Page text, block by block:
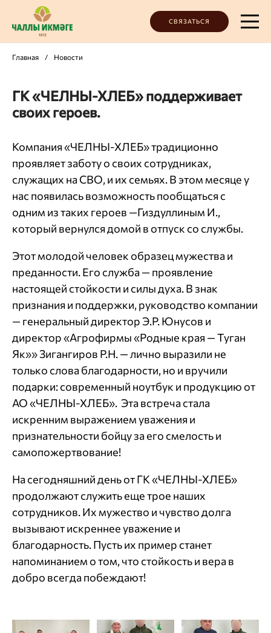
СВЯЗАТЬСЯ
Главная / Новости
ГК «ЧЕЛНЫ-ХЛЕБ» поддерживает
своих героев.
Компания «ЧЕЛНЫ-ХЛЕБ» традиционно
проявляет заботу о своих сотрудниках,
служащих на СВО, и их семьях. В этом месяце у
нас появилась возможность пообщаться с
одним из таких героев —Гиздуллиным И.,
который вернулся домой в отпуск со службы.
Этот молодой человек образец мужества и
преданности. Его служба — проявление
настоящей стойкости и силы духа. В знак
признания и поддержки, руководство компании
— генеральный директор Э.Р. Юнусов и
директор «Агрофирмы «Родные края — Туган
Як»» Зигангиров Р.Н. — лично выразили не
только слова благодарности, но и вручили
подарки: современный ноутбук и продукцию от
АО «ЧЕЛНЫ-ХЛЕБ». Эта встреча стала
искренним выражением уважения и
признательности бойцу за его смелость и
самопожертвование!
На сегодняшний день от ГК «ЧЕЛНЫ-ХЛЕБ»
продолжают служить еще трое наших
сотрудников. Их мужество и чувство долга
вызывают искреннее уважение и
благодарность. Пусть их пример станет
напоминанием о том, что стойкость и вера в
добро всегда побеждают!